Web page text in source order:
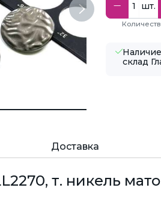
Next
шт.
склад
Доставка
т. никель